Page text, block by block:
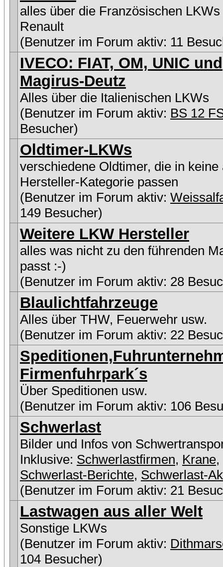
alles über die Französischen LKWs
Renault
(Benutzer im Forum aktiv: 11
IVECO: FIAT, OM, UNIC und
Magirus-Deutz
Alles über die Italienischen LKWs
(Benutzer im Forum aktiv: BS 12
Besucher)
Oldtimer-LKWs
verschiedene Oldtimer, die in keine
Hersteller-Kategorie passen
(Benutzer im Forum aktiv:
149 Besucher)
Weitere LKW Hersteller
alles was nicht zu den führenden
passt :-)
(Benutzer im Forum aktiv: 28
Blaulichtfahrzeuge
Alles über THW, Feuerwehr usw.
(Benutzer im Forum aktiv: 22
Firmenfuhrpark´s
Über Speditionen usw.
(Benutzer im Forum aktiv: 106
Schwerlast
Bilder und Infos von
Inklusive: Schwerlastfirmen, Krane,
Schwerlast-Berichte, Schwerlast-
(Benutzer im Forum aktiv: 21
Lastwagen aus aller Welt
Sonstige LKWs
(Benutzer im Forum aktiv:
104 Besucher)